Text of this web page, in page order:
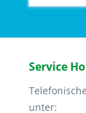
Service
unter: